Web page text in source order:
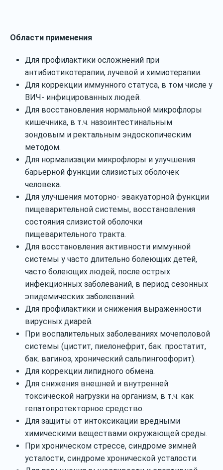
Области применения
Для профилактики осложнений при
антибиотикотерапии, лучевой и химиотерапии.
Для коррекции иммунного статуса, в том числе у
ВИЧ‐ инфицированных людей.
Для восстановления нормальной микрофлоры
кишечника, в т.ч. назоинтестинальным
зондовым и ректальным эндоскопическим
методом.
Для нормализации микрофлоры и улучшения
барьерной функции слизистых оболочек
человека.
Для улучшения моторно‐ эвакуаторной функции
пищеварительной системы, восстановления
состояния слизистой оболочки
пищеварительного тракта.
Для восстановления активности иммунной
системы у часто длительно болеющих детей,
часто болеющих людей, после острых
инфекционных заболеваний, в период сезонных
эпидемических заболеваний.
Для профилактики и снижения выраженности
вирусных диарей.
При воспалительных заболеваниях мочеполовой
системы (цистит, пиелонефрит, бак. простатит,
бак. вагиноз, хронический сальпингоофорит).
Для коррекции липидного обмена.
Для снижения внешней и внутренней
токсической нагрузки на организм, в т.ч. как
гепатопротекторное средство.
Для защиты от интоксикации вредными
химическими веществами окружающей среды.
При хроническом стрессе, синдроме зимней
усталости, синдроме хронической усталости.